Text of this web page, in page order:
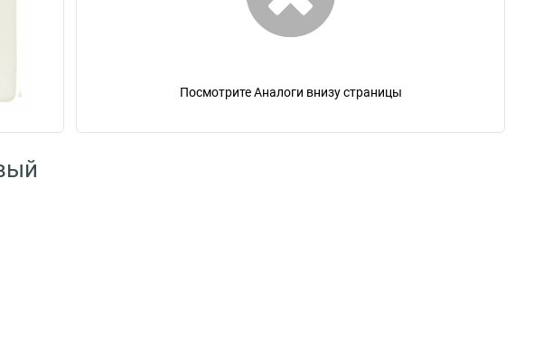
Посмотрите Аналоги внизу страницы